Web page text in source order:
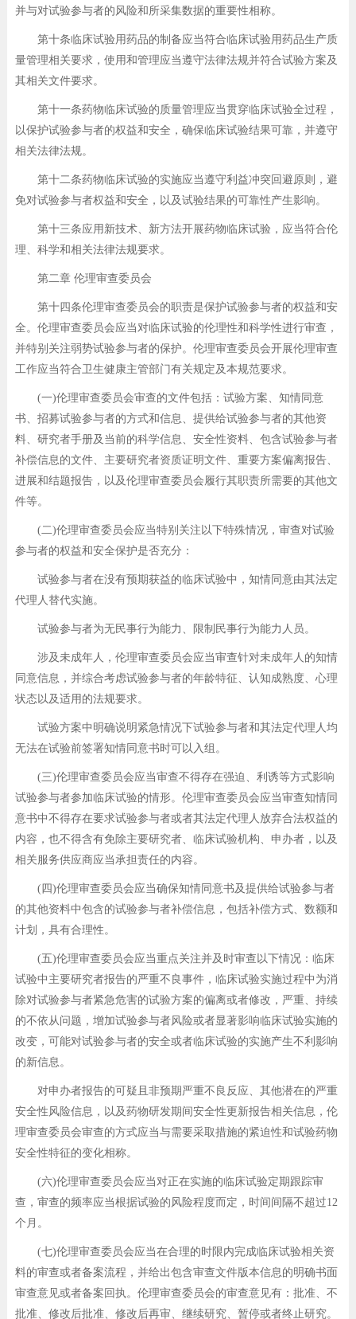
并与对试验参与者的风险和所采集数据的重要性相称。
第十条临床试验用药品的制备应当符合临床试验用药品生产质
量管理相关要求，使用和管理应当遵守法律法规并符合试验方案及
其相关文件要求。
第十一条药物临床试验的质量管理应当贯穿临床试验全过程，
以保护试验参与者的权益和安全，确保临床试验结果可靠，并遵守
相关法律法规。
第十二条药物临床试验的实施应当遵守利益冲突回避原则，避
免对试验参与者权益和安全，以及试验结果的可靠性产生影响。
第十三条应用新技术、新方法开展药物临床试验，应当符合伦
理、科学和相关法律法规要求。
第二章 伦理审查委员会
第十四条伦理审查委员会的职责是保护试验参与者的权益和安
全。伦理审查委员会应当对临床试验的伦理性和科学性进行审查，
并特别关注弱势试验参与者的保护。伦理审查委员会开展伦理审查
工作应当符合卫生健康主管部门有关规定及本规范要求。
(一)伦理审查委员会审查的文件包括：试验方案、知情同意
书、招募试验参与者的方式和信息、提供给试验参与者的其他资
料、研究者手册及当前的科学信息、安全性资料、包含试验参与者
补偿信息的文件、主要研究者资质证明文件、重要方案偏离报告、
进展和结题报告，以及伦理审查委员会履行其职责所需要的其他文
件等。
(二)伦理审查委员会应当特别关注以下特殊情况，审查对试验
参与者的权益和安全保护是否充分：
试验参与者在没有预期获益的临床试验中，知情同意由其法定
代理人替代实施。
试验参与者为无民事行为能力、限制民事行为能力人员。
涉及未成年人，伦理审查委员会应当审查针对未成年人的知情
同意信息，并综合考虑试验参与者的年龄特征、认知成熟度、心理
状态以及适用的法规要求。
试验方案中明确说明紧急情况下试验参与者和其法定代理人均
无法在试验前签署知情同意书时可以入组。
(三)伦理审查委员会应当审查不得存在强迫、利诱等方式影响
试验参与者参加临床试验的情形。伦理审查委员会应当审查知情同
意书中不得存在要求试验参与者或者其法定代理人放弃合法权益的
内容，也不得含有免除主要研究者、临床试验机构、申办者，以及
相关服务供应商应当承担责任的内容。
(四)伦理审查委员会应当确保知情同意书及提供给试验参与者
的其他资料中包含的试验参与者补偿信息，包括补偿方式、数额和
计划，具有合理性。
(五)伦理审查委员会应当重点关注并及时审查以下情况：临床
试验中主要研究者报告的严重不良事件，临床试验实施过程中为消
除对试验参与者紧急危害的试验方案的偏离或者修改，严重、持续
的不依从问题，增加试验参与者风险或者显著影响临床试验实施的
改变，可能对试验参与者的安全或者临床试验的实施产生不利影响
的新信息。
对申办者报告的可疑且非预期严重不良反应、其他潜在的严重
安全性风险信息，以及药物研发期间安全性更新报告相关信息，伦
理审查委员会审查的方式应当与需要采取措施的紧迫性和试验药物
安全性特征的变化相称。
(六)伦理审查委员会应当对正在实施的临床试验定期跟踪审
查，审查的频率应当根据试验的风险程度而定，时间间隔不超过12
个月。
(七)伦理审查委员会应当在合理的时限内完成临床试验相关资
料的审查或者备案流程，并给出包含审查文件版本信息的明确书面
审查意见或者备案回执。伦理审查委员会的审查意见有：批准、不
批准、修改后批准、修改后再审、继续研究、暂停或者终止研究。